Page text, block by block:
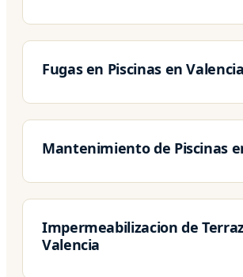
Fugas en Piscinas en Valencia
Mantenimiento de Piscinas
Impermeabilizacion de
Valencia